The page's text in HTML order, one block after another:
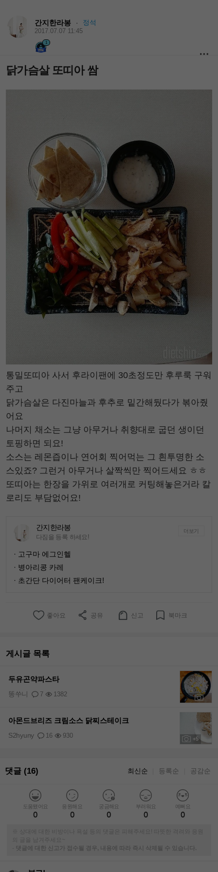
간지한라봉 · 정석
2017.07.07 11:45
1
닭가슴살 또띠아 쌈
통밀또띠아 사서 후라이팬에 30초정도만 후루룩 구워
주고
닭가슴살은 다진마늘과 후추로 밑간해뒀다가 볶아줬
어요
나머지 채소는 그냥 아무거나 취향대로 굽던 생이던
토핑하면 되요!
소스는 레몬즙이나 연어회 찍어먹는 그 흰투명한 소
스있죠? 그런거 아무거나 살짝씩만 찍어드세요 ㅎㅎ
또띠아는 한장을 가위로 여러개로 커팅해놓은거라 칼
로리도 부담없어요!
간지한라봉
다짐을 등록 하세요!
더보기
· 고구마 에그인헬
· 병아리콩 카레
· 초간단 다이어터 팬케이크!
좋아요 공유 신고 북마크
게시글 목록
두유곤약파스타
7 1382
똥쑤니
+5
아몬드브리즈 크림소스 닭찌스테이크
16 930
S2hyuny
댓글 (16) 최신순 등록순 공감순
도움됐어요
0
응원해요
0
궁금해요
0
부러워요
0
예뻐요
0
※ 상대에 대한 비방이나 욕설 등의 댓글은 피해주세요! 따뜻한 격려와 응원
-
댓글에 대한 신고가 접수될 경우, 내용에 따라 즉시 삭제될 수 있습니다.